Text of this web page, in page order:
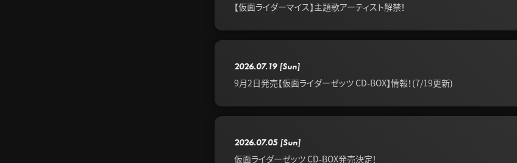
【仮面ライダーマイス】主題歌アーティスト解禁！
2026.07.19 [Sun]
9月2日発売【仮面ライダーゼッツ CD-BOX】情報！(7/19更新)
2026.07.05 [Sun]
仮面ライダーゼッツ CD-BOX発売決定！